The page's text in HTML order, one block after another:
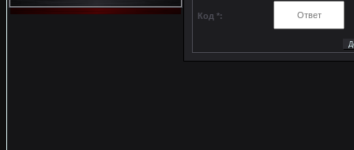
Код *: